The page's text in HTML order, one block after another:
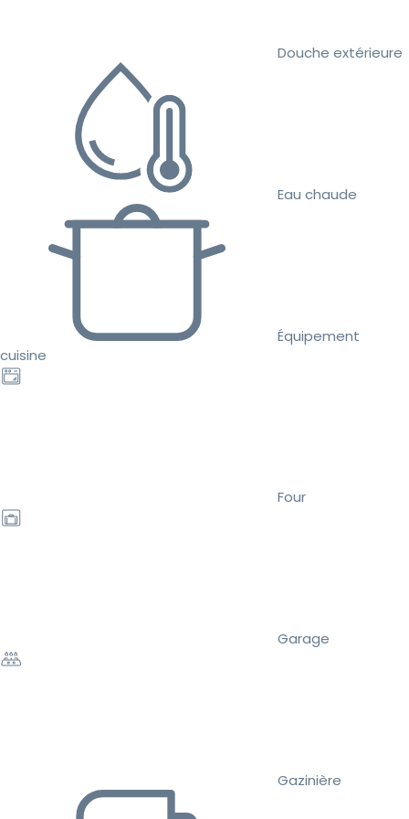
Douche extérieure
Eau chaude
Équipement
cuisine
Four
Garage
Gazinière